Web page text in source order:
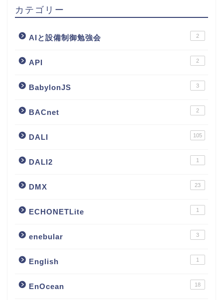
カテゴリー
AIと設備制御勉強会 2
API 2
BabylonJS 3
BACnet 2
DALI 105
DALI2 1
DMX 23
ECHONETLite 1
enebular 3
English 1
EnOcean 18